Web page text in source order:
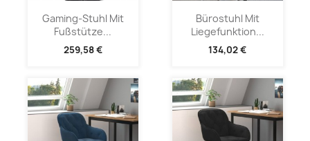
Gaming-Stuhl Mit
Fußstütze...
259,58 €
Bürostuhl Mit
Liegefunktion...
134,02 €